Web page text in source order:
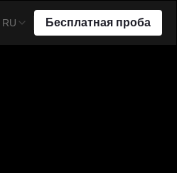
RU Бесплатная проба